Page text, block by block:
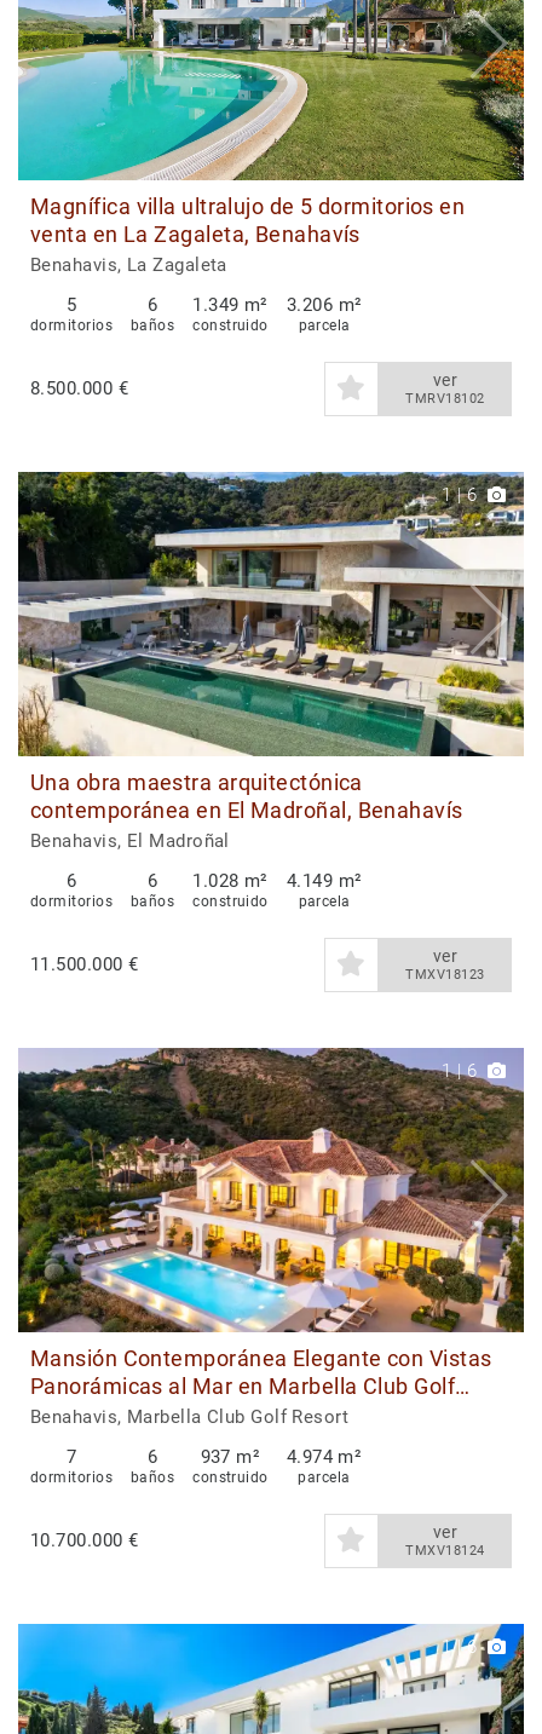
Magnífica villa ultralujo de 5 dormitorios en
venta en La Zagaleta, Benahavís
Benahavis, La Zagaleta
5
dormitorios
6
baños
1.349 m²
construido
3.206 m²
parcela
8.500.000 € ver
TMRV18102
1|6
Una obra maestra arquitectónica
contemporánea en El Madroñal, Benahavís
Benahavis, El Madroñal
6
dormitorios
6
baños
1.028 m²
construido
4.149 m²
parcela
11.500.000 € ver
TMXV18123
1|6
Mansión Contemporánea Elegante con Vistas
Panorámicas al Mar en Marbella Club Golf
Resort
Benahavis, Marbella Club Golf Resort
7
dormitorios
6
baños
937 m²
construido
4.974 m²
parcela
10.700.000 € ver
TMXV18124
1|6